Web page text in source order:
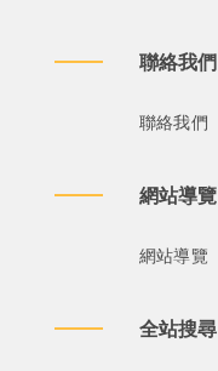
聯絡我們
聯絡我們
網站導覽
網站導覽
全站搜尋